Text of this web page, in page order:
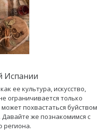
Испании
ее культура, искусство,
ограничивается только
похвастаться буйством
же познакомимся с
региона.